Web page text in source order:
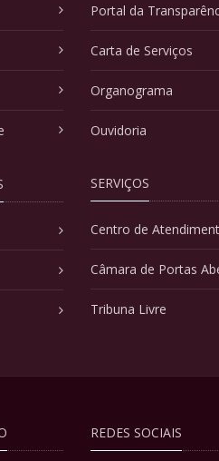
Portal da
Carta de Serviços
Organograma
Ouvidoria
SERVIÇOS
Centro de
Câmara de Portas
Tribuna Livre
REDES SOCIAIS